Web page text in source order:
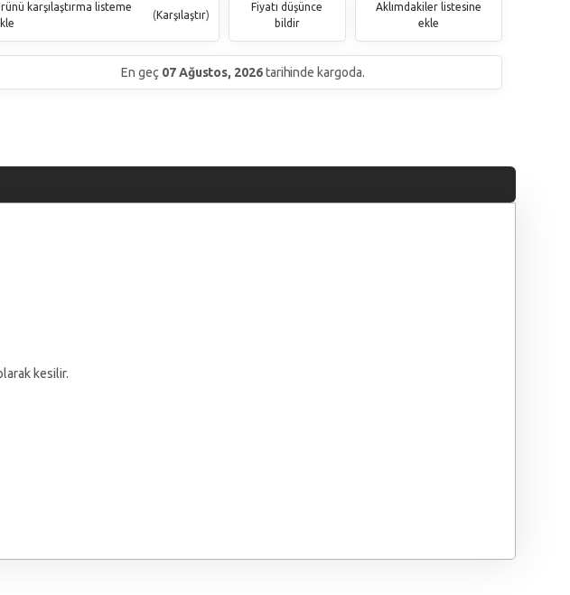
karşılaştırma listeme
(Karşılaştır)
Fiyatı düşünce
bildir
Aklımdakiler listesine
ekle
En geç 07 Ağustos, 2026tarihinde kargoda.
kesilir.